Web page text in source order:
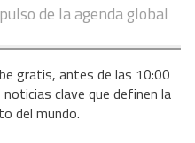
de la agenda global
gratis, antes de las 10:00
clave que definen la
del mundo.